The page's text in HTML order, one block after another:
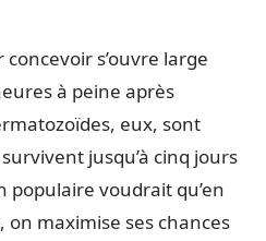
s’ouvre large
à peine après
eux, sont
jusqu’à cinq jours
populaire voudrait qu’en
maximise ses chances